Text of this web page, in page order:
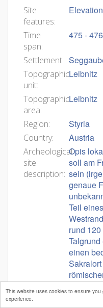
This website uses cookies to ensure
experience.
Site
features:
Time
span:
475 - 476
Settlement:
Topographic
unit:
Leibnitz
Topographic
area:
Leibnitz
Region: Styria
Country: Austria
Archeological
site
description:
Opis
soll am
sein
genaue
Teil
rund
einen
Funde